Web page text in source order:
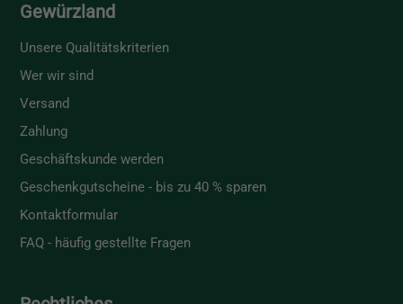
Gewürzland
Unsere Qualitätskriterien
Wer wir sind
Versand
Zahlung
Geschäftskunde werden
Geschenkgutscheine - bis zu 40 % sparen
Kontaktformular
FAQ - häufig gestellte Fragen